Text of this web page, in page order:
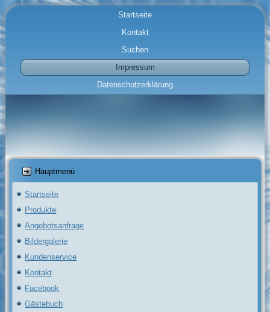
Startseite
Kontakt
Suchen
Impressum
Datenschutzerklärung
Hauptmenü
Startseite
Produkte
Angebotsanfrage
Bildergalerie
Kundenservice
Kontakt
Facebook
Gästebuch